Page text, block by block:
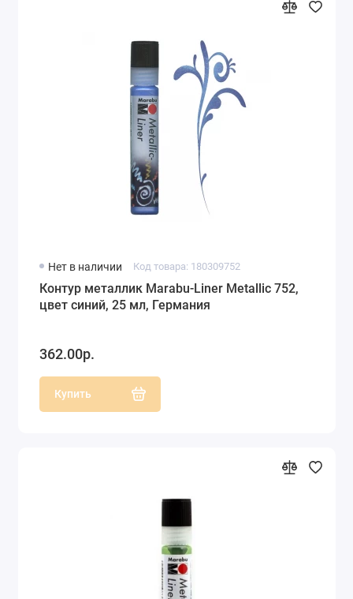
Нет в наличии Код товара: 180309752
Контур металлик Marabu-Liner Metallic 752,
цвет синий, 25 мл, Германия
362.00р.
Купить